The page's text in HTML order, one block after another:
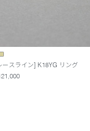
ースライン] K18YG リング